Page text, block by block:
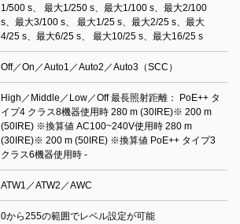
1/500 s、 最大1/250 s、最大1/100 s、最大2/100
s、最大3/100 s、 最大1/25 s、最大2/25 s、最大
4/25 s、最大6/25 s、 最大10/25 s、最大16/25 s
Off／On／Auto1／Auto2／Auto3（SCC）
High／Middle／Low／Off 最長照射距離： PoE++ タ
イプ4 クラス8機器使用時 280 m (30IRE)※ 200 m
(50IRE) ※換算値 AC100~240V使用時 280 m
(30IRE)※ 200 m (50IRE) ※換算値 PoE++ タイプ3
クラス6機器使用時 -
ATW1／ATW2／AWC
0から255の範囲でレベル設定が可能